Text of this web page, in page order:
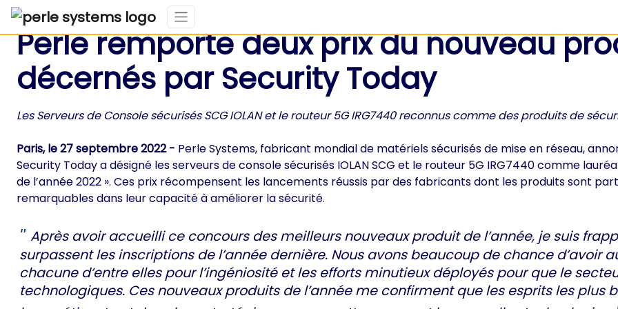
Perle remporte deux prix du nouveau
décernés par Security Today
Les Serveurs de Console sécurisés SCG IOLAN et le routeur 5G IRG7440 reconnus comme des produits de
Paris, le 27 septembre 2022 - Perle Systems, fabricant mondial de matériels sécurisés de mise en réseau,
Security Today a désigné les serveurs de console sécurisés IOLAN SCG et le routeur 5G IRG7440 comme
de l’année 2022 ». Ces prix récompensent les lancements réussis par des fabricants dont les produits sont
remarquables dans leur capacité à améliorer la sécurité.
Après avoir accueilli ce concours des meilleurs nouveaux produit de l’année, je suis
surpassent les inscriptions de l’année dernière. Nous avons beaucoup de chance d’avoir
chacune d’entre elles pour l’ingéniosité et les efforts minutieux déployés pour que le
technologiques. Ces nouveaux produits de l’année me confirment que les esprits les